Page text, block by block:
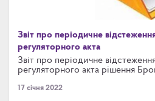
Звіт про періодичне
регуляторного акта
Звіт про періодичне
регуляторного акта рішення
у м. Бровари", затвердженого
17 січня 2022